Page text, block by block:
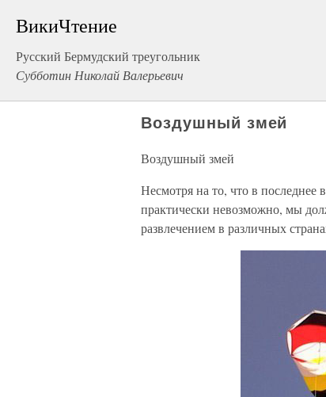
ВикиЧтение
Русский Бермудский треугольник
Субботин Николай Валерьевич
Воздушный змей
Воздушный змей
Несмотря на то, что в последнее
практически невозможно, мы
развлечением в различных